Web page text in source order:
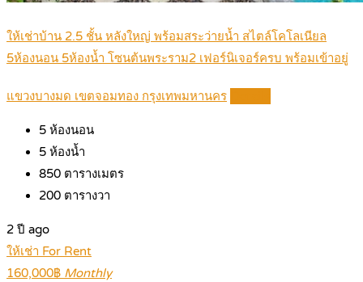
ให้เช่าบ้าน 2.5 ชั้น หลังใหญ่ พร้อมสระว่ายน้ำ สไตล์โคโลเนียล
5ห้องนอน 5ห้องน้ำ โซนต้นพระราม2 เฟอร์นิเจอร์ครบ พร้อมเข้าอยู่
แขวงบางมด เขตจอมทอง กรุงเทพมหานคร
5 ห้องนอน
5 ห้องน้ำ
850 ตารางเมตร
200 ตารางวา
2 ปี ago
ให้เช่า For Rent
160,000฿ Monthly